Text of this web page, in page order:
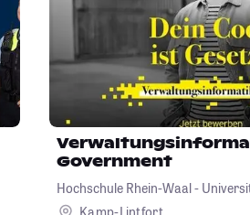
Government
Hochschule Rhein-Waal -